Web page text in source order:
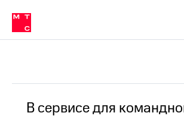
Медиа-центр
и акционерам
Устойчивое развитие
Комплаенс и деловая этика
компании
Карьера
в МТС
Пресс-
В сервисе для